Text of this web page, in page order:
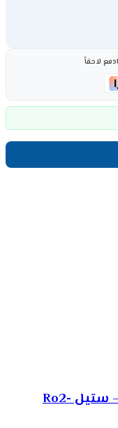
لاحقاً
ثلاجة بابين 12 قدم ارو نوفروست – ستيل Ro2-